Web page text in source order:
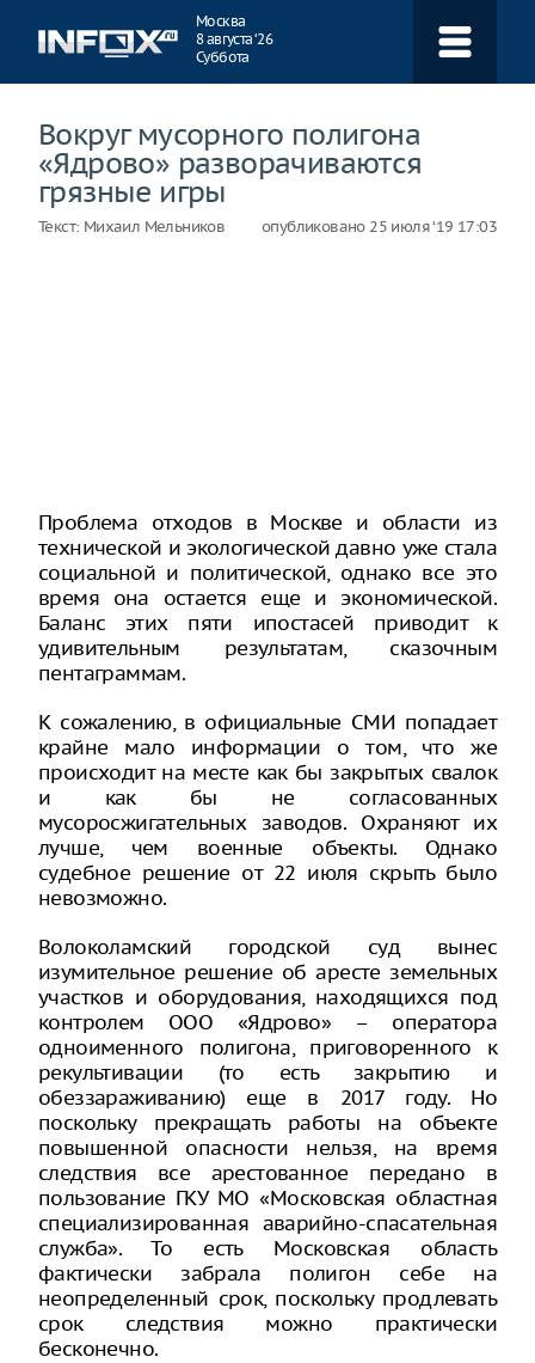
Москва
8 августа ‘26
Суббота
Вокруг мусорного полигона
«Ядрово» разворачиваются
грязные игры
Текст: Михаил Мельников опубликовано 25 июля ‘19 17:03
Проблема отходов в Москве и области из
технической и экологической давно уже стала
социальной и политической, однако все это
время она остается еще и экономической.
Баланс этих пяти ипостасей приводит к
удивительным результатам, сказочным
пентаграммам.
К сожалению, в официальные СМИ попадает
крайне мало информации о том, что же
происходит на месте как бы закрытых свалок
и как бы не согласованных
мусоросжигательных заводов. Охраняют их
лучше, чем военные объекты. Однако
судебное решение от 22 июля скрыть было
невозможно.
Волоколамский городской суд вынес
изумительное решение об аресте земельных
участков и оборудования, находящихся под
контролем ООО «Ядрово» – оператора
одноименного полигона, приговоренного к
рекультивации (то есть закрытию и
обеззараживанию) еще в 2017 году. Но
поскольку прекращать работы на объекте
повышенной опасности нельзя, на время
следствия все арестованное передано в
пользование ГКУ МО «Московская областная
специализированная аварийно-спасательная
служба». То есть Московская область
фактически забрала полигон себе на
неопределенный срок, поскольку продлевать
срок следствия можно практически
бесконечно.